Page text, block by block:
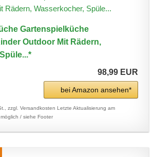
Gartenspielküche
Outdoor Mit Rädern,
98,99 EUR
bei Amazon ansehen*
zzgl. Versandkosten Letzte Aktualisierung am
/ siehe Footer